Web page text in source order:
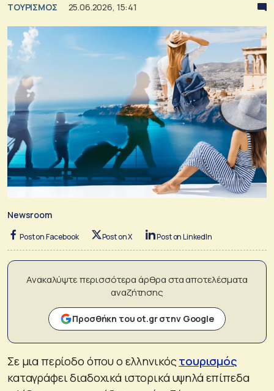
ΤΟΥΡΙΣΜΟΣ 25.06.2026, 15:41
Newsroom
Post on Facebook Post on X Post on LinkedIn
Ανακαλύψτε περισσότερα άρθρα στα αποτελέσματα
αναζήτησης
Προσθήκη του ot.gr στην Google
Σε μια περίοδο όπου ο ελληνικόςτουρισμός
καταγράφει διαδοχικά ιστορικά υψηλά επίπεδα